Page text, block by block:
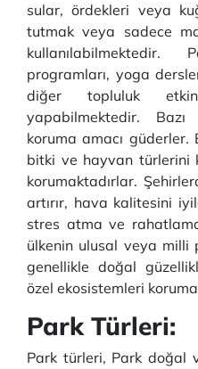
sular, ördekleri veya
tutmak veya sadece
programları, yoga
diğer topluluk
yapabilmektedir.
koruma amacı
bitki ve hayvan türlerini
korumaktadırlar.
artırır, hava kalitesini
stres atma ve
ülkenin ulusal veya milli
genellikle doğal
özel ekosistemleri
Park Türleri:
Park türleri, Park doğal